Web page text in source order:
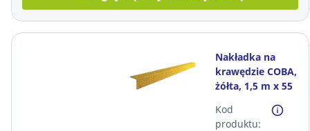
Nakładka na
krawędzie COBA,
żółta, 1,5 m x 55
Kod
produktu: